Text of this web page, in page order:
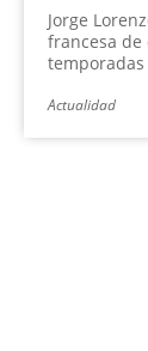
Jorge
francesa de
temporadas
Actualidad